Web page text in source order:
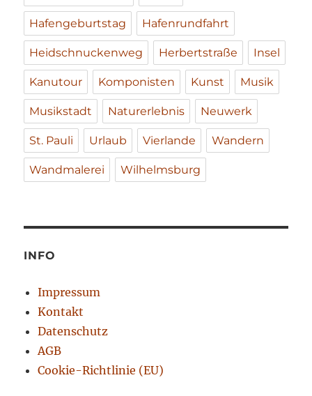
Hafengeburtstag Hafenrundfahrt
Heidschnuckenweg Herbertstraße Insel
Kanutour Komponisten Kunst Musik
Musikstadt Naturerlebnis Neuwerk
St. Pauli Urlaub Vierlande Wandern
Wandmalerei Wilhelmsburg
INFO
Impressum
Kontakt
Datenschutz
AGB
Cookie-Richtlinie (EU)